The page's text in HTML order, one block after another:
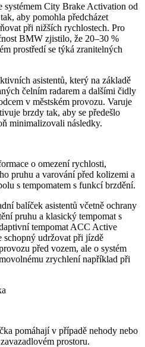
systémem City Brake Activation od
aby pomohla předcházet
při nižších rychlostech. Pro
BMW zjistilo, že 20–30 %
prostředí se týká zranitelných
asistentů, který na základě
čelním radarem a dalšími čidly
v městském provozu. Varuje
brzdy tak, aby se předešlo
minimalizovali následky.
o omezení rychlosti,
pruhu a varování před kolizemi a
s tempomatem s funkcí brzdění.
balíček asistentů včetně ochrany
pruhu a klasický tempomat s
tempomat ACC Active
schopný udržovat při jízdě
před vozem, ale o systém
zrychlení například při
pomáhají v případě nehody nebo
prostoru.